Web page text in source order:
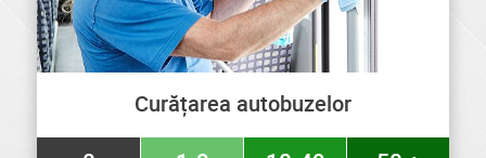
Curățarea autobuzelor